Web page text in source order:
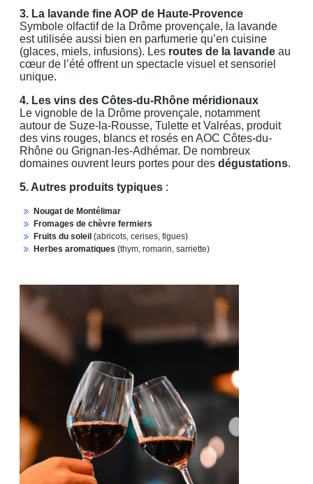
3. La lavande fine AOP de Haute-Provence
Symbole olfactif de la Drôme provençale, la lavande
est utilisée aussi bien en parfumerie qu’en cuisine
(glaces, miels, infusions). Les routes de la lavande au
cœur de l’été offrent un spectacle visuel et sensoriel
unique.
4. Les vins des Côtes-du-Rhône méridionaux
Le vignoble de la Drôme provençale, notamment
autour de Suze-la-Rousse, Tulette et Valréas, produit
des vins rouges, blancs et rosés en AOC Côtes-du-
Rhône ou Grignan-les-Adhémar. De nombreux
domaines ouvrent leurs portes pour des dégustations.
5. Autres produits typiques:
Nougat de Montélimar
Fromages de chèvre fermiers
Fruits du soleil (abricots, cerises, figues)
Herbes aromatiques (thym, romarin, sarriette)